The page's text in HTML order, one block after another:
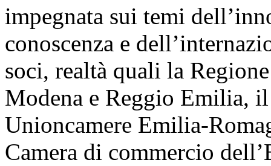
impegnata sui temi
conoscenza e
soci, realtà quali la
Modena e Reggio Emilia,
Unioncamere Emilia-
Camera di commercio